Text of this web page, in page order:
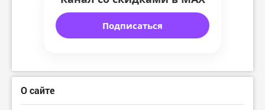
Подписаться
О сайте